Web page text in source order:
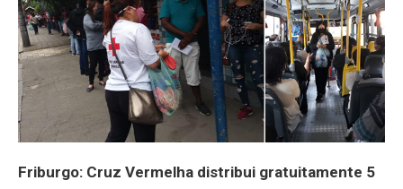
Friburgo: Cruz Vermelha distribui gratuitamente 5